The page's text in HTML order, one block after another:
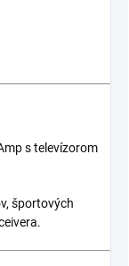
s televízorom
športových